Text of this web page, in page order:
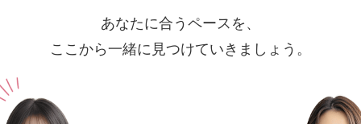
あなたに合うペースを、
ここから一緒に見つけていきましょう。